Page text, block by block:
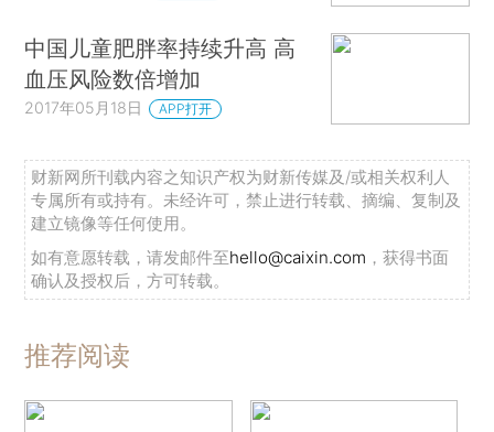
中国儿童肥胖率持续升高 高
血压风险数倍增加
2017年05月18日 APP打开
财新网所刊载内容之知识产权为财新传媒及/或相关权利人
专属所有或持有。未经许可，禁止进行转载、摘编、复制及
建立镜像等任何使用。
如有意愿转载，请发邮件至hello@caixin.com ，获得书面
确认及授权后，方可转载。
推荐阅读